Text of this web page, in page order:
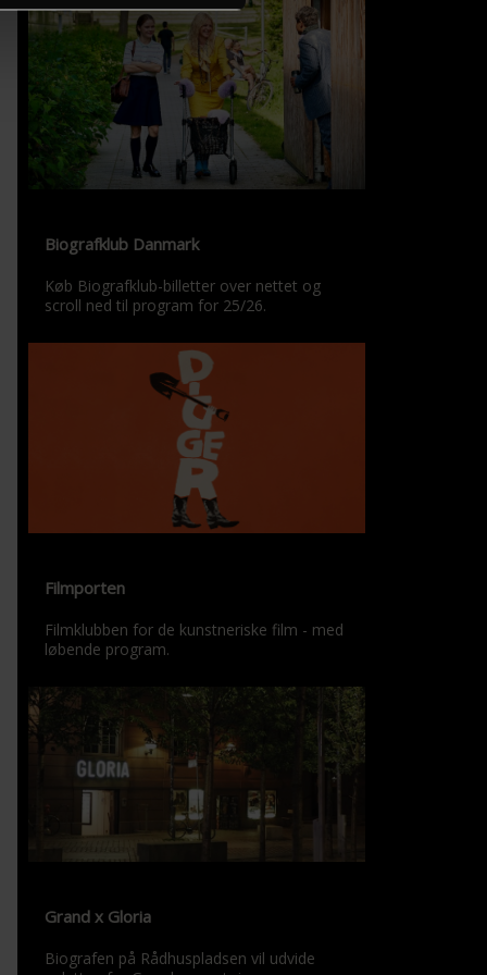
Biografklub Danmark
Køb Biografklub-billetter over nettet og
scroll ned til program for 25/26.
Filmporten
Filmklubben for de kunstneriske film - med
løbende program.
Grand x Gloria
Biografen på Rådhuspladsen vil udvide